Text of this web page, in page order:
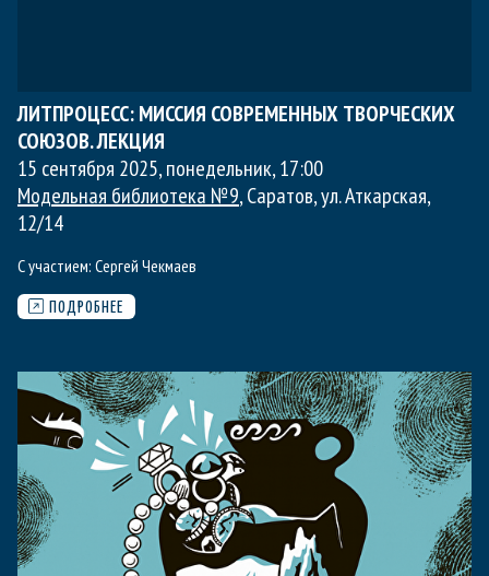
ЛИТПРОЦЕСС: МИССИЯ СОВРЕМЕННЫХ ТВОРЧЕСКИХ
СОЮЗОВ. ЛЕКЦИЯ
15 сентября 2025, понедельник,17:00
Модельная библиотека №9, Саратов, ул. Аткарская,
12/14
С участием: Сергей Чекмаев
ПОДРОБНЕЕ